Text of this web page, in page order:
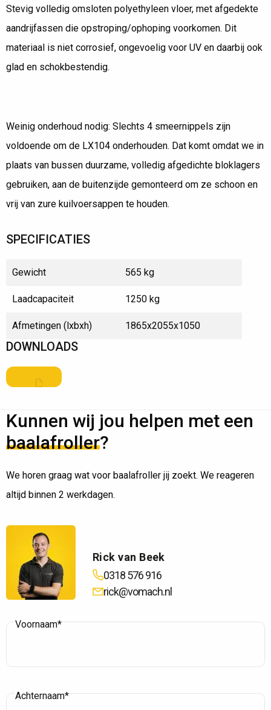
Stevig volledig omsloten polyethyleen vloer, met afgedekte
aandrijfassen die opstroping/ophoping voorkomen. Dit
materiaal is niet corrosief, ongevoelig voor UV en daarbij ook
glad en schokbestendig.
Weinig onderhoud nodig: Slechts 4 smeernippels zijn
voldoende om de LX104 onderhouden. Dat komt omdat we in
plaats van bussen duurzame, volledig afgedichte bloklagers
gebruiken, aan de buitenzijde gemonteerd om ze schoon en
vrij van zure kuilvoersappen te houden.
SPECIFICATIES
Gewicht 565 kg
Laadcapaciteit 1250 kg
Afmetingen (lxbxh) 1865x2055x1050
DOWNLOADS
Kunnen wij jou helpen met een
baalafroller?
We horen graag wat voor baalafroller jij zoekt. We reageren
altijd binnen 2 werkdagen.
Rick van Beek
0318 576 916
rick@vomach.nl
Voornaam*
Achternaam*